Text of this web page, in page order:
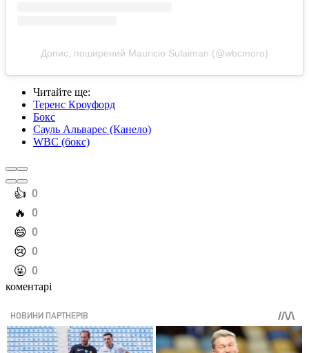
Допис, поширений Mauricio Sulaiman (@wbcmoro)
Читайте ще:
Теренс Кроуфорд
Бокс
Сауль Альварес (Канело)
WBC (бокс)
️👍 0
️🔥 0
️😄 0
️😢 0
️🤬 0
коментарі